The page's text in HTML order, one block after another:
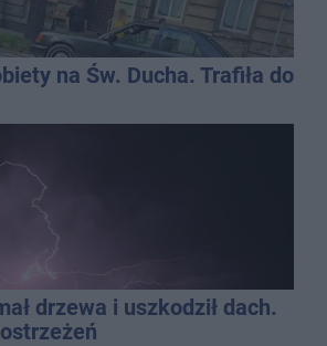
na Św. Ducha. Trafiła do
drzewa i uszkodził dach.